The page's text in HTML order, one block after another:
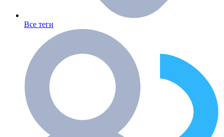
Все теги